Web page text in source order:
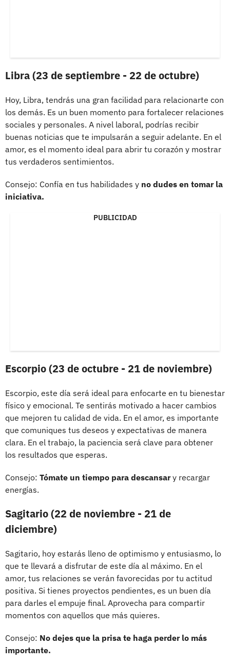
Libra (23 de septiembre - 22 de octubre)
Hoy, Libra, tendrás una gran facilidad para relacionarte con
los demás. Es un buen momento para fortalecer relaciones
sociales y personales. A nivel laboral, podrías recibir
buenas noticias que te impulsarán a seguir adelante. En el
amor, es el momento ideal para abrir tu corazón y mostrar
tus verdaderos sentimientos.
Consejo: Confía en tus habilidades y no dudes en tomar la
iniciativa.
PUBLICIDAD
Escorpio (23 de octubre - 21 de noviembre)
Escorpio, este día será ideal para enfocarte en tu bienestar
físico y emocional. Te sentirás motivado a hacer cambios
que mejoren tu calidad de vida. En el amor, es importante
que comuniques tus deseos y expectativas de manera
clara. En el trabajo, la paciencia será clave para obtener
los resultados que esperas.
Consejo: Tómate un tiempo para descansary recargar
energías.
Sagitario (22 de noviembre - 21 de
diciembre)
Sagitario, hoy estarás lleno de optimismo y entusiasmo, lo
que te llevará a disfrutar de este día al máximo. En el
amor, tus relaciones se verán favorecidas por tu actitud
positiva. Si tienes proyectos pendientes, es un buen día
para darles el empuje final. Aprovecha para compartir
momentos con aquellos que más quieres.
Consejo: No dejes que la prisa te haga perder lo más
importante.